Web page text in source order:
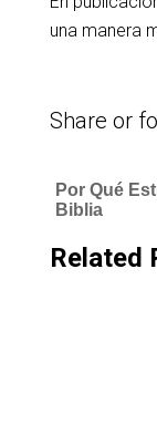
una manera
Share or
Por Qué
Biblia
Related